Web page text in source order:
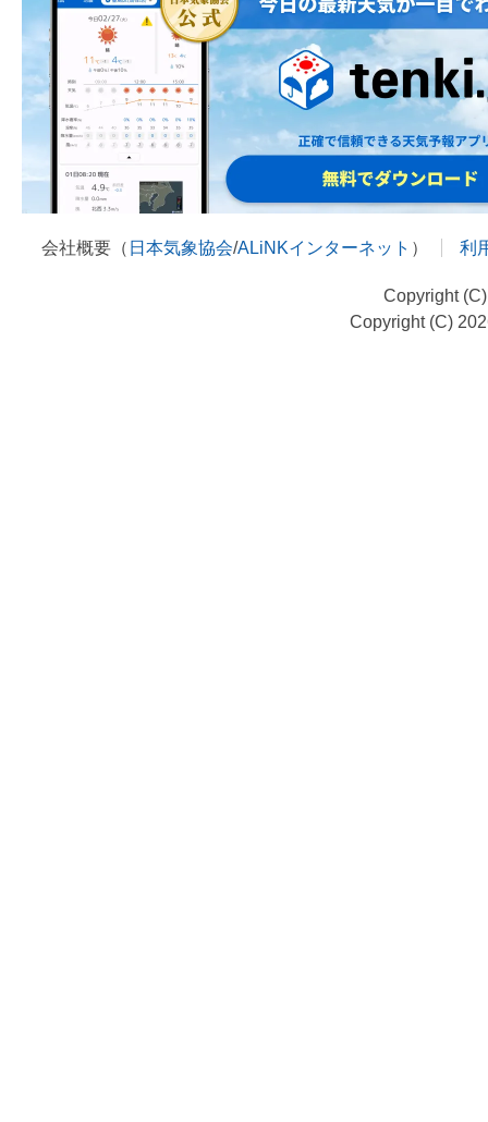
会社概要（ 日本気象協会/ALiNKインターネット ） 利
Copyright
Copyright (C)